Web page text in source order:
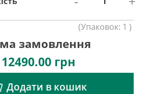
(Упаковок: 1 )
замовлення
12490.00грн
Додати в кошик